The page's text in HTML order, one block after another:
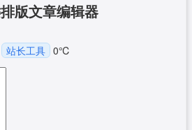
版文章编辑器
站长工具 0℃